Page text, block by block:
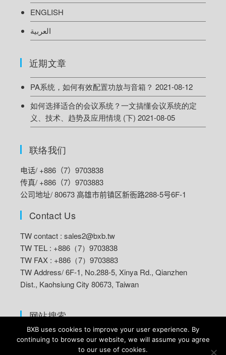
ENGLISH
العربية
近期文章
PA系统，如何有效配置功放与音箱？ 2021-08-12
如何选择适合的会议系统？一文搞懂会议系统的定
义、技术、趋势及应用情境 (下) 2021-08-05
联络我们
电话/ +886（7）9703838
传真/ +886（7）9703883
公司地址/ 80673 高雄市前镇区新衙路288-5号6F-1
Contact Us
TW contact : sales2@bxb.tw
TW TEL : +886（7）9703838
TW FAX : +886（7）9703883
TW Address/6F-1, No.288-5, Xinya Rd., Qianzhen
Dist., Kaohsiung City 80673, Taiwan
网站搜索
© 2022 BXB Electronics Co., Ltd. all rights reserved.
BXB uses cookies to improve your user experience. By
continuing to browse our website, we will assume you agree
to our use of cookies.